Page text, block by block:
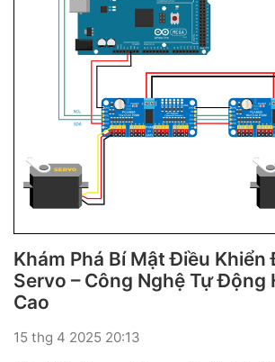
Khám Phá Bí Mật Điều Khiển
Servo – Công Nghệ Tự Động
Cao
15 thg 4 2025 20:13